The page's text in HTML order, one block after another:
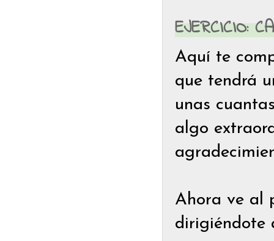
EJERCICIO:
Aquí te
que tendrá
unas
algo
Ahora ve al
dirigiéndote